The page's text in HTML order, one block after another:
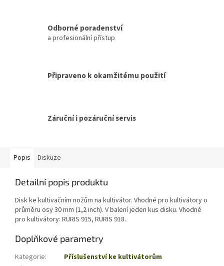
Odborné poradenství
a profesionální přístup
Připraveno k okamžitému použití
Záruční i pozáruční servis
Popis Diskuze
Detailní popis produktu
Disk ke kultivačním nožům na kultivátor. Vhodné pro kultivátory o
průměru osy 30 mm (1,2 inch). V balení jeden kus disku. Vhodné
pro kultivátory: RURIS 915, RURIS 918.
Doplňkové parametry
Kategorie:
Příslušenství ke kultivátorům